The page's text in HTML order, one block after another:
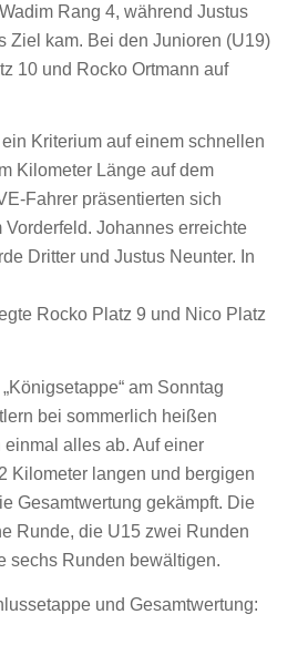
Rang 4, während Justus
Ziel kam. Bei den Junioren (U19)
10 und Rocko Ortmann auf
Kriterium auf einem schnellen
Kilometer Länge auf dem
Fahrer präsentierten sich
Vorderfeld. Johannes erreichte
Dritter und Justus Neunter. In
Rocko Platz 9 und Nico Platz
am Sonntag
bei sommerlich heißen
einmal alles ab. Auf einer
Kilometer langen und bergigen
Gesamtwertung gekämpft. Die
Runde, die U15 zwei Runden
sechs Runden bewältigen.
und Gesamtwertung: